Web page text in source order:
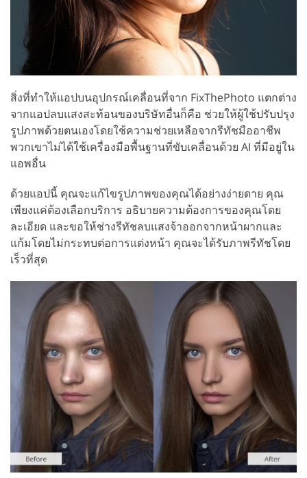
สิ่งที่ทำให้แอปบนอุปกรณ์เคลื่อนที่จาก FixThePhoto แตกต่าง
จากแอปลบแสงสะท้อนของบริษัทอื่นก็คือ ช่วยให้ผู้ใช้ปรับปรุง
รูปภาพด้วยตนเองโดยใช้ความช่วยเหลือจากรีทัชมืออาชีพ
พวกเขาไม่ได้ใช้เครื่องมือพื้นฐานที่ขับเคลื่อนด้วย AI ที่มีอยู่ใน
แอพอื่น
ด้วยแอปนี้ คุณจะแก้ไขรูปภาพของคุณได้อย่างง่ายดาย คุณ
เพียงแค่ต้องเลือกบริการ อธิบายความต้องการของคุณโดย
ละเอียด และขอให้ช่างรีทัชลบแสงจ้าออกจากหน้าผากและ
แก้มโดยไม่กระทบต่อการแต่งหน้า คุณจะได้รับภาพรีทัชโดย
เร็วที่สุด